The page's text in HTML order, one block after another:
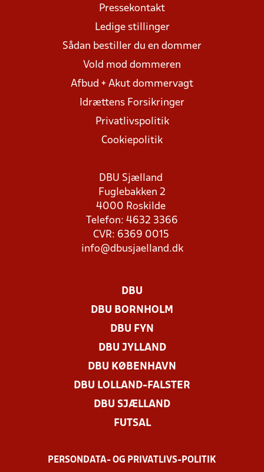
Pressekontakt
Ledige stillinger
Sådan bestiller du en dommer
Vold mod dommeren
Afbud + Akut dommervagt
Idrættens Forsikringer
Privatlivspolitik
Cookiepolitik
DBU Sjælland
Fuglebakken 2
4000 Roskilde
Telefon: 4632 3366
CVR: 6369 0015
info@dbusjaelland.dk
DBU
DBU BORNHOLM
DBU FYN
DBU JYLLAND
DBU KØBENHAVN
DBU LOLLAND-FALSTER
DBU SJÆLLAND
FUTSAL
PERSONDATA- OG PRIVATLIVS-POLITIK